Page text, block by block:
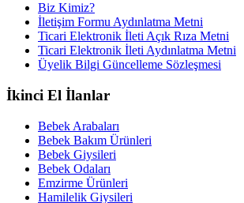
Biz Kimiz?
İletişim Formu Aydınlatma Metni
Ticari Elektronik İleti Açık Rıza Metni
Ticari Elektronik İleti Aydınlatma Metni
Üyelik Bilgi Güncelleme Sözleşmesi
İkinci El İlanlar
Bebek Arabaları
Bebek Bakım Ürünleri
Bebek Giysileri
Bebek Odaları
Emzirme Ürünleri
Hamilelik Giysileri